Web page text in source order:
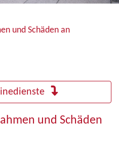
und Schäden an
und Schäden